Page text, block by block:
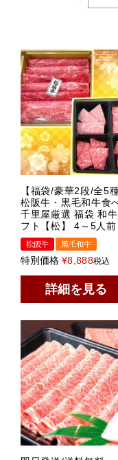
【福袋/豪華2段/全5種
松阪牛・黒毛和牛食
千里屋厳選 福袋 和
フト【松】 4～5人前
松阪牛
黒毛和牛
特別価格 ¥8,888税込
詳細を見る